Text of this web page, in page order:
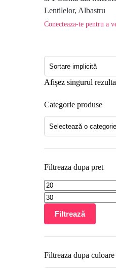
Lentilelor, Albastru
Conecteaza-te pentru a
Afișez singurul
Categorie produse
Filtreaza dupa pret
Filtrează
Filtreaza dupa culoare